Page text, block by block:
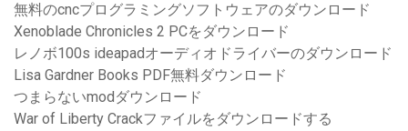
無料のcncプログラミングソフトウェアのダウンロード
Xenoblade Chronicles 2 PCをダウンロード
レノボ100s ideapadオーディオドライバーのダウンロード
Lisa Gardner Books PDF無料ダウンロード
つまらないmodダウンロード
War of Liberty Crackファイルをダウンロードする